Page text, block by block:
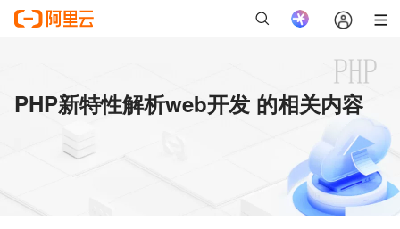
PHP新特性解析web开发 的相关内容